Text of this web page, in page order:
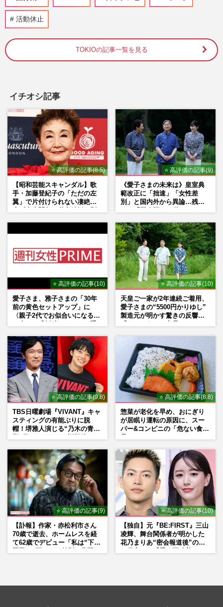
年前の番組出演者〉特定が進むも、ネット
【ザ！鉄腕！DASH!!】日テレが松岡昌宏
に謝罪！ 番組終了危機に上層部が焦った
元TOKIO・城島茂と松岡昌宏、30年続い
た『ベープ』CM継続出演も「ついに2人だ
けに」ファンが感じた“寂しさ…
『週刊女性』編集部 2026/8/3
元TOKIO・城島茂と松岡昌宏、30年続い
た『ベープ』CM継続出演も「ついに2人だ
けに」ファンが感じた“寂しさ…
週刊女性PRIME 2026/6/13
元TOKIO・城島茂と松岡昌宏、30年続い
た『ベープ』CM継続出演も「ついに2人だ
けに」ファンが感じた“寂しさ…
週刊女性PRIME 2026/5/20
活動休止
TOKIOの記事一覧を見る
イチオシ記事
⭐ 高評価の記事(8.5)
【昭和芸能スキャンダル】歌
手・加藤登紀子の「ただの左
翼」で片付けられない凄絶半
⭐ 高評価の記事(9)
《愛子さまの未来は》皇室典
範改正に「拙速」「女性差
別」と国内外から異論…残さ
⭐ 高評価の記事(10)
愛子さま、雅子さまの「30年
前の黄色セットアップ」に
〈親子2代でお似合いになる〉
⭐ 高評価の記事(10)
天皇ご一家が2年連続ご着用、
愛子さまの“5500円かりゆし”
製造元が明かす驚きの反響
⭐ 高評価の記事(9.8)
TBS日曜劇場『VIVANT』キャ
スティングの有能ぶりに脱
帽！堺雅人演じる“乃木の青年
マン長男・櫻井海音だった
⭐ 高評価の記事(8.8)
惣菜が老化を早め、おにぎり
が居眠り運転の原因に、スー
パー&コンビニの「危ない食
⭐ 高評価の記事(9)
【訃報】作家・赤松利市さん
70歳で逝去、ホームレスを経
て62歳でデビュー「私は“下級
⭐ 高評価の記事(10)
【独自】元『BE:FIRST』三山
凌輝、舞台関係者が明かした
花乃まりあ“密会報道後”の呆